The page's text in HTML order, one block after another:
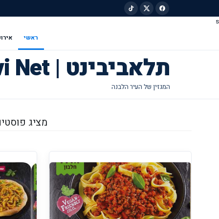
s
ראשי
תלאביבינט | Tel Avivi Net
מציג פוסטים